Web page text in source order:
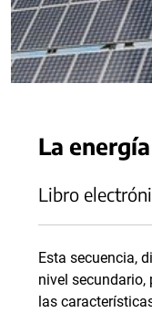
La
Libro
Esta secuencia,
nivel secundario,
las